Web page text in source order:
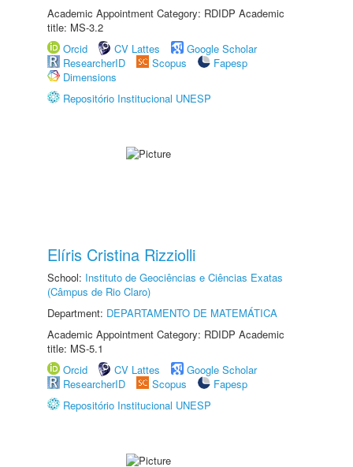
Academic Appointment Category: RDIDP Academic
title: MS-3.2
Orcid
CV Lattes
Google Scholar
ResearcherID
Scopus
Fapesp
Dimensions
Repositório Institucional UNESP
Elíris Cristina Rizziolli
School: Instituto de Geociências e Ciências Exatas
(Câmpus de Rio Claro)
Department: DEPARTAMENTO DE MATEMÁTICA
Academic Appointment Category: RDIDP Academic
title: MS-5.1
Orcid
CV Lattes
Google Scholar
ResearcherID
Scopus
Fapesp
Repositório Institucional UNESP